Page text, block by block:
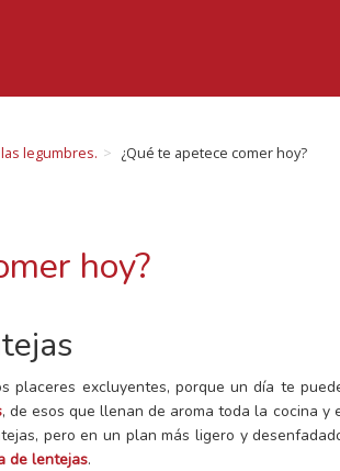
legumbres. ¿Qué te apetece comer hoy?
hoy?
placeres excluyentes, porque un día te
, de esos que llenan de aroma toda la cocina y
pero en un plan más ligero y
de lentejas.